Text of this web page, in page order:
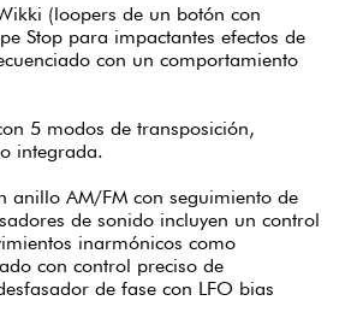
(loopers de un botón con
Stop para impactantes efectos de
con un comportamiento
5 modos de transposición,
integrada.
anillo AM/FM con seguimiento de
de sonido incluyen un control
inarmónicos como
con control preciso de
de fase con LFO bias